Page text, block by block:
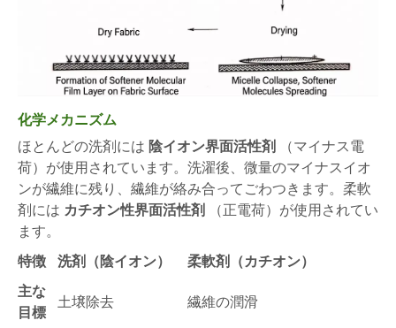
化学メカニズム
ほとんどの洗剤には 陰イオン界面活性剤
（マイナス電
荷）が使用されています。洗濯後、微量のマイナスイオ
ンが繊維に残り、繊維が絡み合ってごわつきます。柔軟
剤には カチオン性界面活性剤
（正電荷）が使用されてい
ます。
特徴
洗剤（陰イオン）
柔軟剤（カチオン）
主な
目標
土壌除去 繊維の潤滑